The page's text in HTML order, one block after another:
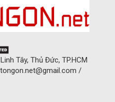
Tây, Thủ Đức, TP.HCM
/